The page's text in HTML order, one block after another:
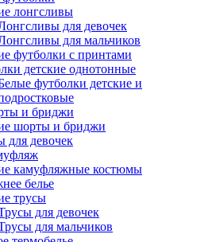
лонгсливы
для девочек
для мальчиков
футболки с принтами
детские однотонные
футболки детские и
и бриджи
шорты и бриджи
девочек
камуфляжные костюмы
белье
трусы
для девочек
для мальчиков